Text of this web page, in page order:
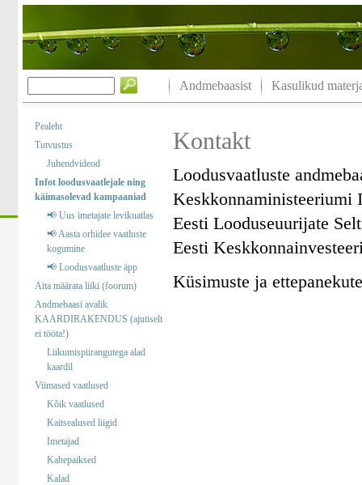
Andmebaasist Kasulikud
Pealeht
Tutvustus
Juhendvideod
Infot loodusvaatlejale ning
käimasolevad kampaaniad
📢 Uus imetajate levikuatlas
📢 Aasta orhidee vaatluste
kogumine
📢 Loodusvaatluste äpp
Aita määrata liiki (foorum)
Andmebaasi avalik
KAARDIRAKENDUS (ajutiselt
ei tööta!)
Liikumispiirangutega alad
kaardil
Viimased vaatlused
Kõik vaatlused
Kaitsealused liigid
Imetajad
Kahepaiksed
Kalad
Kontakt
Loodusvaatluste
Keskkonnaministeeriumi
Eesti Looduseuurijate
Eesti
Küsimuste ja